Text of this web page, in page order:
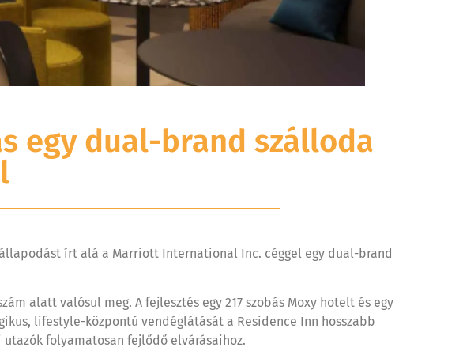
egy dual-brand szálloda
írt alá a Marriott International Inc. céggel egy dual-brand
alatt valósul meg. A fejlesztés egy 217 szobás Moxy hotelt és egy
lifestyle-központú vendéglátását a Residence Inn hosszabb
folyamatosan fejlődő elvárásaihoz.